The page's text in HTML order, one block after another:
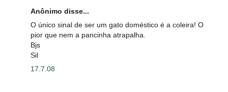
Anônimo disse...
O único sinal de ser um gato doméstico é a coleira! O
pior que nem a pancinha atrapalha.
Bjs
Sil
17.7.08